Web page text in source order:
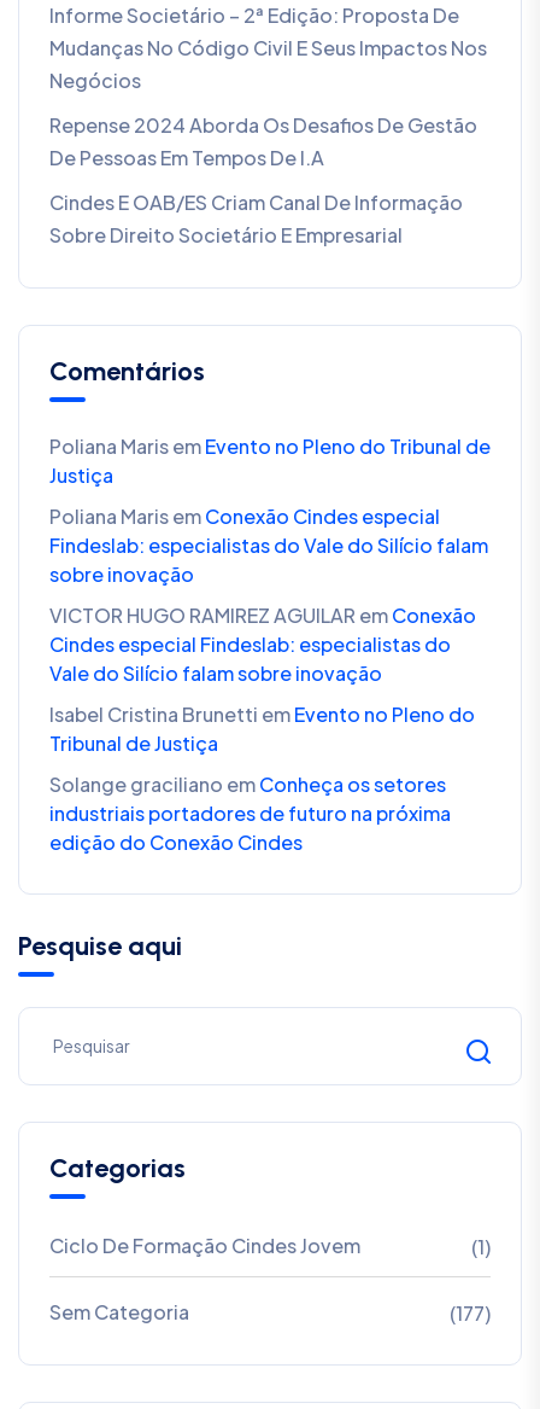
Informe Societário – 2ª Edição: Proposta De
Mudanças No Código Civil E Seus Impactos Nos
Negócios
Repense 2024 Aborda Os Desafios De Gestão
De Pessoas Em Tempos De I.A
Cindes E OAB/ES Criam Canal De Informação
Sobre Direito Societário E Empresarial
Comentários
Poliana MarisemEvento no Pleno do Tribunal de
Justiça
Poliana MarisemConexão Cindes especial
Findeslab: especialistas do Vale do Silício falam
sobre inovação
VICTOR HUGO RAMIREZ AGUILAR emConexão
Cindes especial Findeslab: especialistas do
Vale do Silício falam sobre inovação
Isabel Cristina Brunetti emEvento no Pleno do
Tribunal de Justiça
Solange graciliano emConheça os setores
industriais portadores de futuro na próxima
edição do Conexão Cindes
Pesquise aqui
Categorias
Ciclo De Formação Cindes Jovem (1)
Sem Categoria (177)